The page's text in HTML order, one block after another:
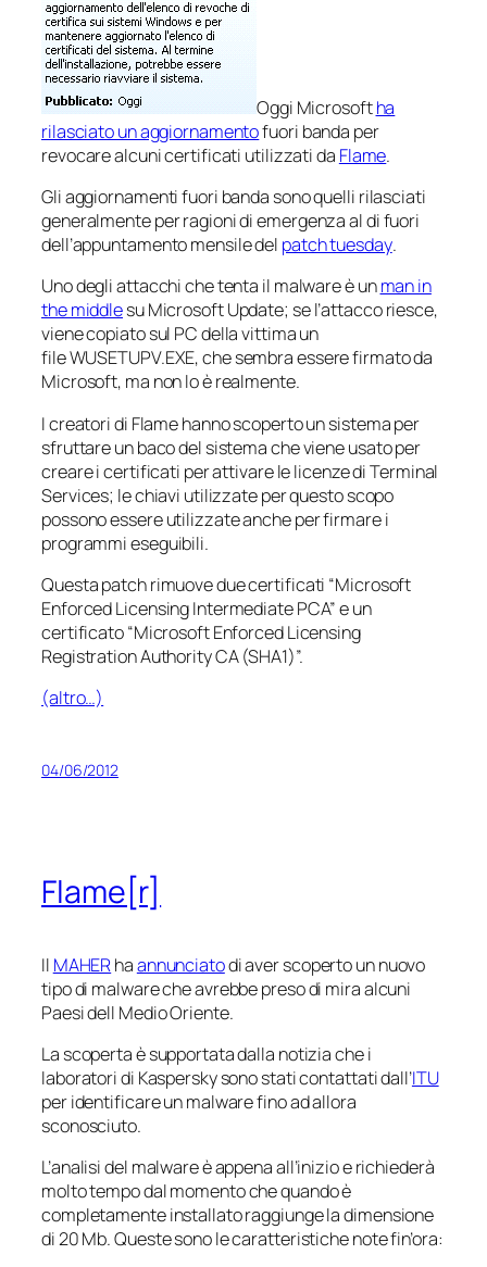
Oggi Microsoftha
rilasciato un aggiornamentofuori banda per
revocare alcuni certificati utilizzati da Flame.
Gli aggiornamenti fuori banda sono quelli rilasciati
generalmente per ragioni di emergenza al di fuori
dell’appuntamento mensile del patch tuesday.
Uno degli attacchi che tenta il malware è unman in
the middlesu Microsoft Update; se l’attacco riesce,
viene copiato sul PC della vittima un
file WUSETUPV.EXE, che sembra essere firmato da
Microsoft, ma non lo è realmente.
I creatori di Flame hanno scoperto un sistema per
sfruttare un baco del sistema che viene usato per
creare i certificati per attivare le licenze di Terminal
Services; le chiavi utilizzate per questo scopo
possono essere utilizzate anche per firmare i
programmi eseguibili.
Questa patch rimuove due certificati “Microsoft
Enforced Licensing Intermediate PCA” e un
certificato “Microsoft Enforced Licensing
Registration Authority CA (SHA1)”.
(altro…)
04/06/2012
Flame[r]
Il MAHERhaannunciatodi aver scoperto un nuovo
tipo di malware che avrebbe preso di mira alcuni
Paesi dell Medio Oriente.
La scoperta è supportata dalla notizia che i
laboratori di Kaspersky sono stati contattati dall’ITU
per identificare un malware fino ad allora
sconosciuto.
L’analisi del malware è appena all’inizio e richiederà
molto tempo dal momento che quando è
completamente installato raggiunge la dimensione
di 20 Mb. Queste sono le caratteristiche note fin’ora: